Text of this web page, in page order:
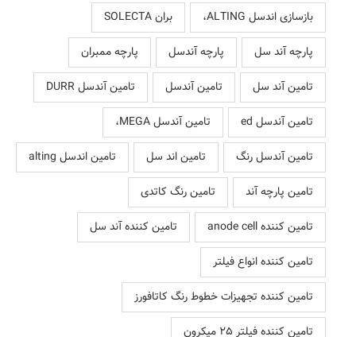
بازسازی اندسل ALTING،
بران SOLECTA
پارچه آند سل
پارچه آندسل
پارچه ممبران
تامین آند سل
تامین آندسل
تامین آندسل DURR
تامین آندسل ed
تامین آندسل MEGA،
تامین آندسل رنگ
تامین اند سل
تامین اندسل alting
تامین پارچه آند
تامین رنگ کاتدی
تامین کننده anode cell
تامین کننده آند سل
تامین کننده انواع فیلتر
تامین کننده تجهیزات خطوط رنگ کاتافورز
تامین کننده فیلتر 25 میکرون